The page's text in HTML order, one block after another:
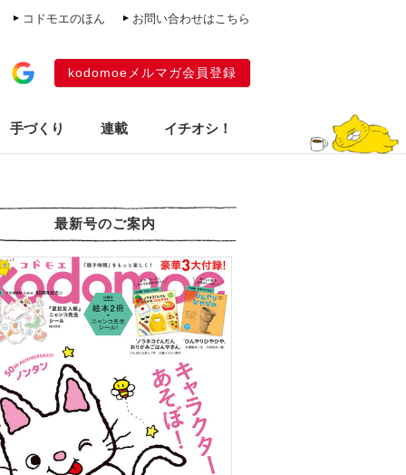
コドモエのほん お問い合わせはこちら
kodomoeメルマガ会員登録
手づくり 連載 イチオシ！
最新号のご案内